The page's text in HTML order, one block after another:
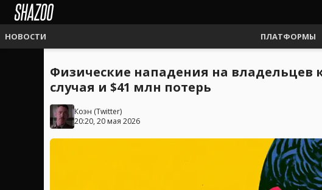
НОВОСТИ ПЛАТФОРМЫ
Физические нападения на владельцев
случая и $41 млн потерь
Коэн (Twitter)
20:20, 20 мая 2026